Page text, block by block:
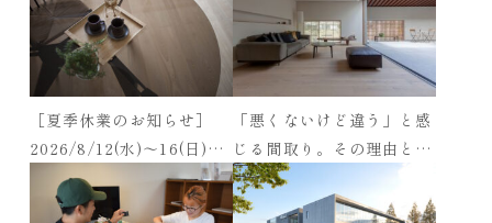
［夏季休業のお知らせ］
2026/8/12(水)～16(日)※
展示場は休まず営業します
「悪くないけど違う」と感
じる間取り。その理由と後
悔しないアルスホームの解
決策